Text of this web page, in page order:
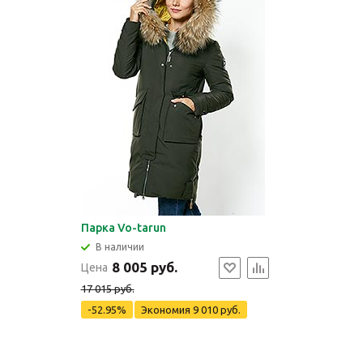
Парка Vo-tarun
В наличии
Цена 8 005 руб.
17 015 руб.
-52.95%
Экономия 9 010 руб.